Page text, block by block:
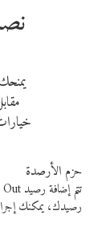
حزم الأرصدة
رصيدك، يمكنك